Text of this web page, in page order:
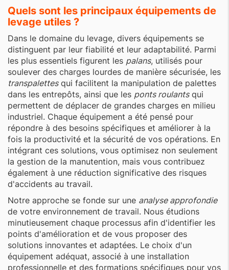
Quels sont les principaux équipements de
levage utiles ?
Dans le domaine du levage, divers équipements se
distinguent par leur fiabilité et leur adaptabilité. Parmi
les plus essentiels figurent les palans, utilisés pour
soulever des charges lourdes de manière sécurisée, les
transpalettesqui facilitent la manipulation de palettes
dans les entrepôts, ainsi que les ponts roulantsqui
permettent de déplacer de grandes charges en milieu
industriel. Chaque équipement a été pensé pour
répondre à des besoins spécifiques et améliorer à la
fois la productivité et la sécurité de vos opérations. En
intégrant ces solutions, vous optimisez non seulement
la gestion de la manutention, mais vous contribuez
également à une réduction significative des risques
d'accidents au travail.
Notre approche se fonde sur une analyse approfondie
de votre environnement de travail. Nous étudions
minutieusement chaque processus afin d'identifier les
points d'amélioration et de vous proposer des
solutions innovantes et adaptées. Le choix d'un
équipement adéquat, associé à une installation
professionnelle et des formations spécifiques pour vos